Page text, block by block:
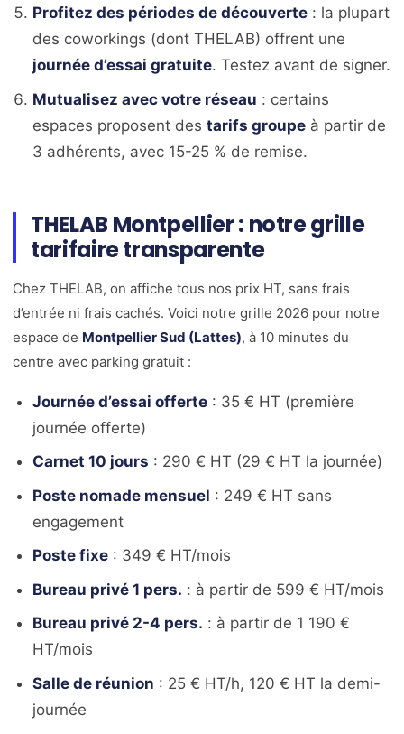
Profitez des périodes de découverte : la plupart
des coworkings (dont THELAB) offrent une
journée d’essai gratuite. Testez avant de signer.
Mutualisez avec votre réseau : certains
espaces proposent des tarifs groupe à partir de
3 adhérents, avec 15-25 % de remise.
THELAB Montpellier : notre grille
tarifaire transparente
Chez THELAB, on affiche tous nos prix HT, sans frais
d’entrée ni frais cachés. Voici notre grille 2026 pour notre
espace de Montpellier Sud (Lattes), à 10 minutes du
centre avec parking gratuit :
Journée d’essai offerte : 35 € HT (première
journée offerte)
Carnet 10 jours : 290 € HT (29 € HT la journée)
Poste nomade mensuel : 249 € HT sans
engagement
Poste fixe : 349 € HT/mois
Bureau privé 1 pers. : à partir de 599 € HT/mois
Bureau privé 2-4 pers. : à partir de 1 190 €
HT/mois
Salle de réunion : 25 € HT/h, 120 € HT la demi-
journée